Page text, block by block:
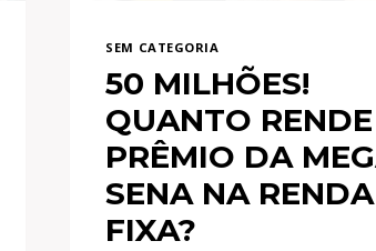
SEM CATEGORIA
50 MILHÕES!
QUANTO
PRÊMIO DA
SENA NA RENDA
FIXA?